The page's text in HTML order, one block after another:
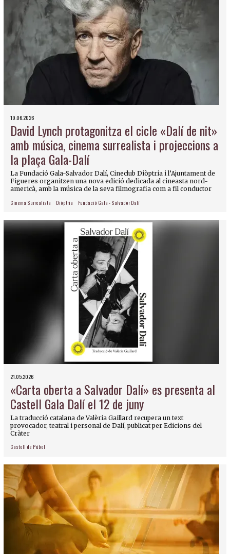
19.06.2026
David Lynch protagonitza el cicle «Dalí de nit»
amb música, cinema surrealista i projeccions a
la plaça Gala-Dalí
La Fundació Gala-Salvador Dalí, Cineclub Diòptria i l’Ajuntament de
Figueres organitzen una nova edició dedicada al cineasta nord-
americà, amb la música de la seva filmografia com a fil conductor
Cinema Surrealista Diòptria Fundació Gala - Salvador Dalí
21.05.2026
«Carta oberta a Salvador Dalí» es presenta al
Castell Gala Dalí el 12 de juny
La traducció catalana de Valèria Gaillard recupera un text
provocador, teatral i personal de Dalí, publicat per Edicions del
Cràter
Castell de Púbol